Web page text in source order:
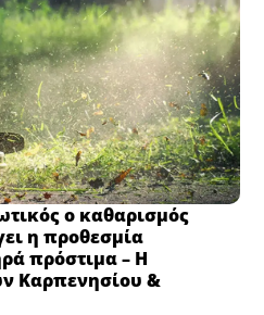
ο καθαρισμός
η προθεσμία
πρόστιμα – Η
Καρπενησίου &